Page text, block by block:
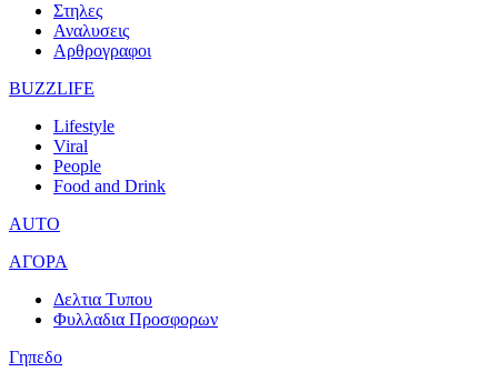
Στηλες
Αναλυσεις
Αρθρογραφοι
BUZZLIFE
Lifestyle
Viral
People
Food and Drink
AUTO
ΑΓΟΡΑ
Δελτια Τυπου
Φυλλαδια Προσφορων
Γηπεδο